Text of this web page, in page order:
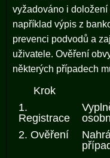
vyžadováno i
například výpis z
prevenci podvodů a
uživatele. Ověření
některých případech
Krok
1.
Registrace
2. Ověření